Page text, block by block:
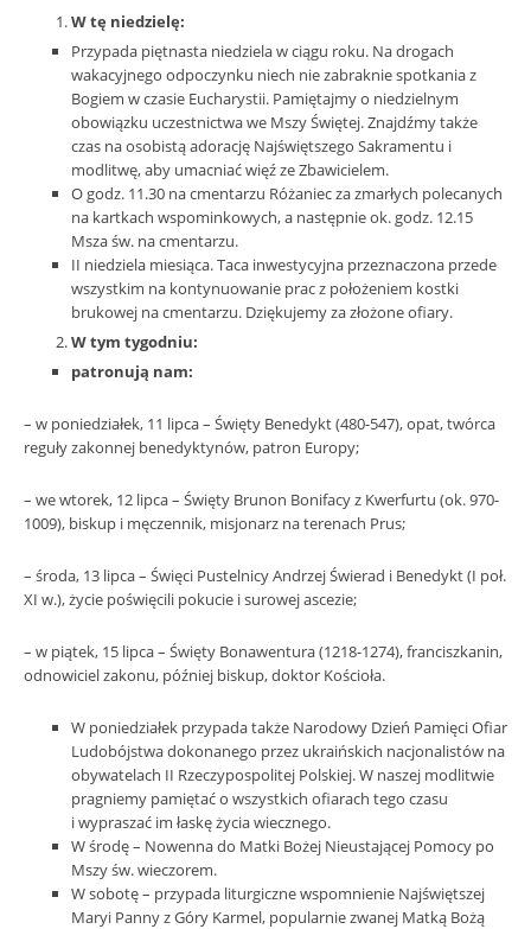
W tę niedzielę:
Przypada piętnasta niedziela w ciągu roku. Na drogach
wakacyjnego odpoczynku niech nie zabraknie spotkania z
Bogiem w czasie Eucharystii. Pamiętajmy o niedzielnym
obowiązku uczestnictwa we Mszy Świętej. Znajdźmy także
czas na osobistą adorację Najświętszego Sakramentu i
modlitwę, aby umacniać więź ze Zbawicielem.
O godz. 11.30 na cmentarzu Różaniec za zmarłych polecanych
na kartkach wspominkowych, a następnie ok. godz. 12.15
Msza św. na cmentarzu.
II niedziela miesiąca. Taca inwestycyjna przeznaczona przede
wszystkim na kontynuowanie prac z położeniem kostki
brukowej na cmentarzu. Dziękujemy za złożone ofiary.
W tym tygodniu:
patronują nam:
– w poniedziałek, 11 lipca – Święty Benedykt (480-547), opat, twórca
reguły zakonnej benedyktynów, patron Europy;
– we wtorek, 12 lipca – Święty Brunon Bonifacy z Kwerfurtu (ok. 970-
1009), biskup i męczennik, misjonarz na terenach Prus;
– środa, 13 lipca – Święci Pustelnicy Andrzej Świerad i Benedykt (I poł.
XI w.), życie poświęcili pokucie i surowej ascezie;
– w piątek, 15 lipca – Święty Bonawentura (1218-1274), franciszkanin,
odnowiciel zakonu, później biskup, doktor Kościoła.
W poniedziałek przypada także Narodowy Dzień Pamięci Ofiar
Ludobójstwa dokonanego przez ukraińskich nacjonalistów na
obywatelach II Rzeczypospolitej Polskiej. W naszej modlitwie
pragniemy pamiętać o wszystkich ofiarach tego czasu
i wypraszać im łaskę życia wiecznego.
W środę – Nowenna do Matki Bożej Nieustającej Pomocy po
Mszy św. wieczorem.
W sobotę – przypada liturgiczne wspomnienie Najświętszej
Maryi Panny z Góry Karmel, popularnie zwanej Matką Bożą